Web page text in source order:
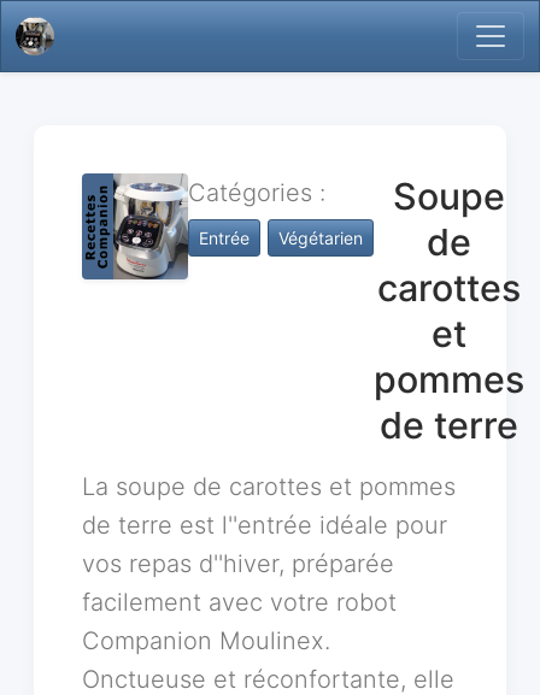
Catégories :
Entrée Végétarien
Soupe
de
carottes
et
pommes
de terre
La soupe de carottes et pommes
de terre est l''entrée idéale pour
vos repas d''hiver, préparée
facilement avec votre robot
Companion Moulinex.
Onctueuse et réconfortante, elle